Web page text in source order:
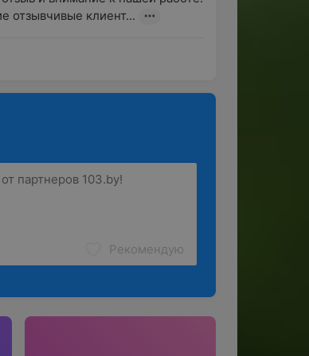
— офтальмоскопа,
сосудов и других структур
движений глаз, чтобы
или воспалительных
предыдущих исследований,
такие как гониоскопия,
лечение, контроль или
центра «МЕДИК Плюс»?
на близкое и дальнее
отзывчивые клиент...
Рекомендую